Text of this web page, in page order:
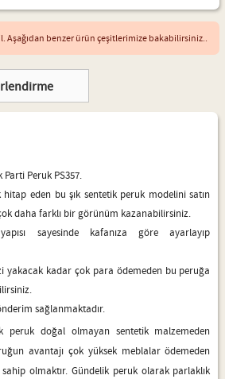
Aşağıdan benzer ürün çeşitlerimize bakabilirsiniz..
Peruk PS357.
hitap eden bu şık sentetik peruk modelini satın
daha farklı bir görünüm kazanabilirsiniz.
sayesinde kafanıza göre ayarlayıp
yakacak kadar çok para ödemeden bu peruğa
sağlanmaktadır.
peruk doğal olmayan sentetik malzemeden
avantajı çok yüksek meblalar ödemeden
olmaktır. Gündelik peruk olarak parlaklık